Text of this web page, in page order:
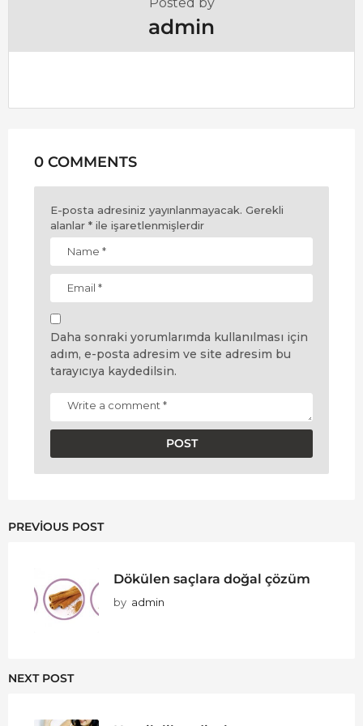
admin
0 COMMENTS
E-posta adresiniz yayınlanmayacak. Gerekli
alanlar * ile işaretlenmişlerdir
Daha sonraki yorumlarımda kullanılması için
adım, e-posta adresim ve site adresim bu
tarayıcıya kaydedilsin.
PREVIOUS POST
Dökülen saçlara doğal çözüm
by admin
NEXT POST